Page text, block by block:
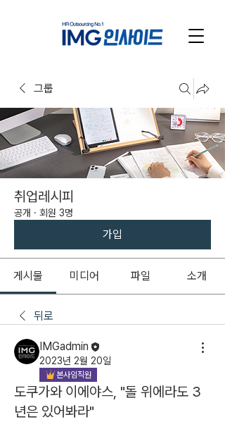
그룹
취업레시피
공개 · 회원 3명
가입
게시물 미디어 파일 소개
뒤로
IMGadmin
2023년 2월 20일
본사임직원
도쿠가와 이에야스, "돌 위에라도 3
년은 있어봐라"